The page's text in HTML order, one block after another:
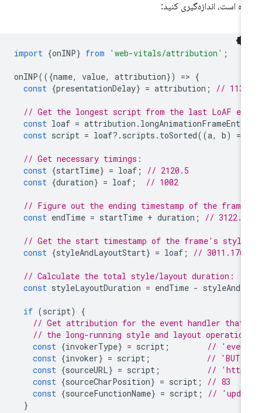
است، اندازه‌گیری کنید:
import {onINP} from 'web-vitals/attribution'
onINP(({name, value, attribution }) =
const {presentationDelay = attribution; //
// Get the longest script from the last LoAF
const loaf = attribution.
const script = loaf?.scripts.toSorted(( a, b
// Get necessary timings:
const {startTime = loaf; // 2120.5
const {duration = loaf ; // 1002
// Figure out the ending timestamp of the
const endTime = startTime + duration; // 3122.5
// Get the start timestamp of the frame's
const {styleAndLayoutStart = loaf; //
// Calculate the total style/layout duration:
const styleLayoutDuration = endTime -
if (script
// Get attribution for the event handler that
// the long-running style and layout
const {invokerType = script
//
const {invoker = script
//
const {sourceURL = script
//
const {sourceCharPosition = script; // 83
const {sourceFunctionName = script;
//